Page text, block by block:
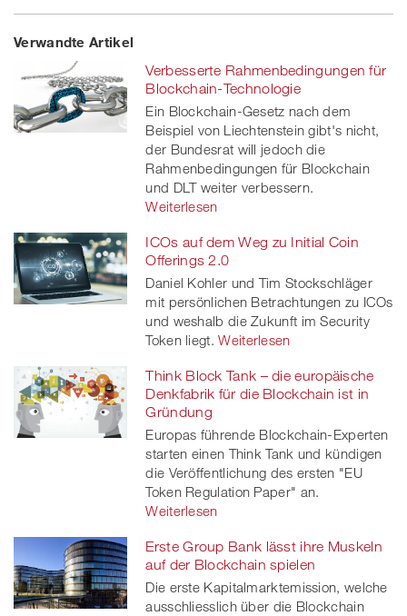
Share
on
Facebook
Twe
on
twitt
er
Share
linkedin
Share
Xing
Verwandte Artikel
Verbesserte Rahmenbedingungen für
Blockchain-Technologie
Ein Blockchain-Gesetz nach dem
Beispiel von Liechtenstein gibt's nicht,
der Bundesrat will jedoch die
Rahmenbedingungen für Blockchain
und DLT weiter verbessern.
Weiterlesen
ICOs auf dem Weg zu Initial Coin
Offerings 2.0
Daniel Kohler und Tim Stockschläger
mit persönlichen Betrachtungen zu ICOs
und weshalb die Zukunft im Security
Token liegt. Weiterlesen
Think Block Tank – die europäische
Denkfabrik für die Blockchain ist in
Gründung
Europas führende Blockchain-Experten
starten einen Think Tank und kündigen
die Veröffentlichung des ersten "EU
Token Regulation Paper" an.
Weiterlesen
Erste Group Bank lässt ihre Muskeln
auf der Blockchain spielen
Die erste Kapitalmarktemission, welche
ausschliesslich über die Blockchain